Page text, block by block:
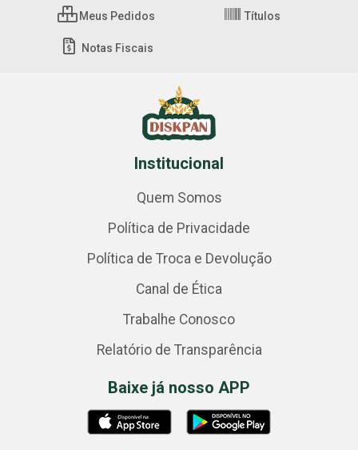
Meus Pedidos Títulos
Notas Fiscais
Institucional
Quem Somos
Política de Privacidade
Política de Troca e Devolução
Canal de Ética
Trabalhe Conosco
Relatório de Transparência
Baixe já nosso APP